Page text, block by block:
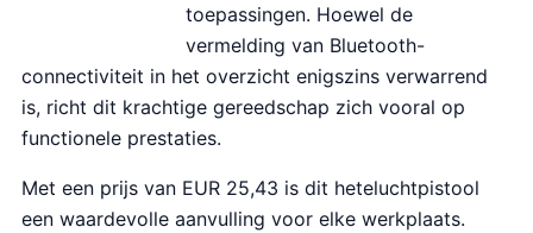
toepassingen. Hoewel de
vermelding van Bluetooth-
connectiviteit in het overzicht enigszins verwarrend
is, richt dit krachtige gereedschap zich vooral op
functionele prestaties.
Met een prijs van EUR 25,43 is dit heteluchtpistool
een waardevolle aanvulling voor elke werkplaats.